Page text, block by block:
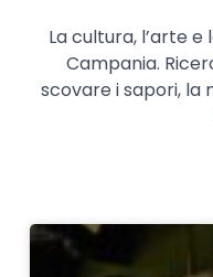
La cultura, l’arte
Campania.
scovare i sapori, la